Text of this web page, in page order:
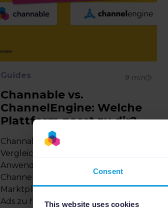
Consent
This website uses cookies
Guides 9 min
Channable vs.
ChannelEngine: Welche
Plattform passt zu dir?
Channable vs. ChannelEngine:
Vergleiche Features, Preise und
Anwendungsfälle, um die ideale
ChannelEngine-Alternative für
Marktplätze, Feed-Management und
Ads zu finden....